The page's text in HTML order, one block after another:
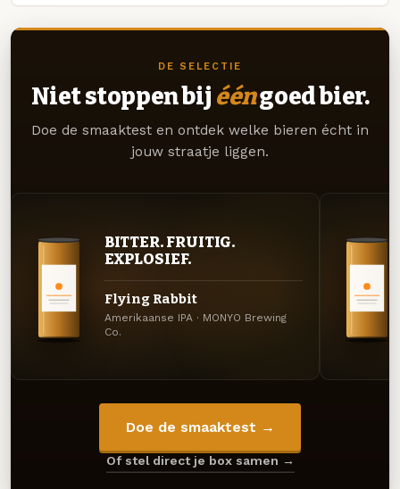
DE SELECTIE
Niet stoppen bij ééngoed bier.
Doe de smaaktest en ontdek welke bieren écht in
jouw straatje liggen.
BITTER. FRUITIG.
EXPLOSIEF.
Flying Rabbit
Amerikaanse IPA · MONYO Brewing
Co.
Doe de smaaktest →
Of stel direct je box samen →